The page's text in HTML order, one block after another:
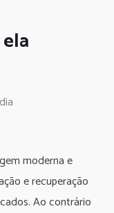
moderna e
e recuperação
Ao contrário